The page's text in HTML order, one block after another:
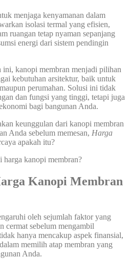
menjaga kenyamanan dalam
isolasi termal yang efisien,
ruangan tetap nyaman sepanjang
energi dari sistem pendingin
ini, kanopi membran menjadi pilihan
kebutuhan arsitektur, baik untuk
perumahan. Solusi ini tidak
dan fungsi yang tinggi, tetapi juga
bagi bangunan Anda.
keunggulan dari kanopi membran
Anda sebelum memesan, Harga
apakah itu?
harga kanopi membran?
Kanopi Membran
oleh sejumlah faktor yang
cermat sebelum mengambil
hanya mencakup aspek finansial,
memilih atap membran yang
Anda.